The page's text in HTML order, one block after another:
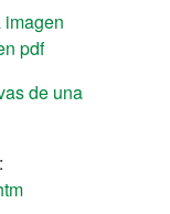
pdf
de una